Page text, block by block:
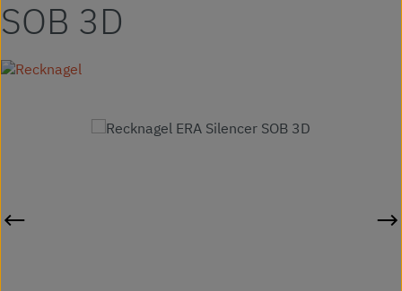
SOB 3D
Bildergalerie überspringen